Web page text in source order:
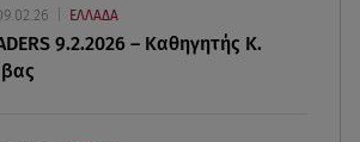
σπηλιάΕΛΛΑΔΑ
9.2.2026 – Καθηγητής Κ.